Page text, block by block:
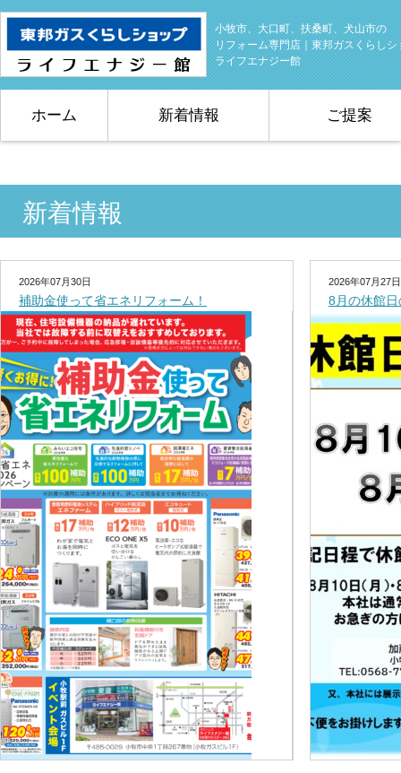
小牧市、大口町、扶桑町、犬山市の
リフォーム専門店｜東邦ガスくらしシ
ライフエナジー館
ホーム 新着情報 ご提案
新着情報
2026年07月30日
補助金使って省エネリフォーム！
2026年07月27日
8月の休館